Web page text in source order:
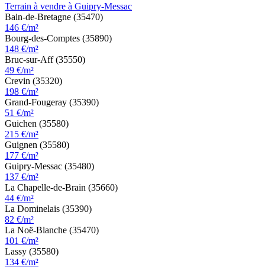
Terrain à vendre à Guipry-Messac
Bain-de-Bretagne (35470)
146 €/m²
Bourg-des-Comptes (35890)
148 €/m²
Bruc-sur-Aff (35550)
49 €/m²
Crevin (35320)
198 €/m²
Grand-Fougeray (35390)
51 €/m²
Guichen (35580)
215 €/m²
Guignen (35580)
177 €/m²
Guipry-Messac (35480)
137 €/m²
La Chapelle-de-Brain (35660)
44 €/m²
La Dominelais (35390)
82 €/m²
La Noë-Blanche (35470)
101 €/m²
Lassy (35580)
134 €/m²